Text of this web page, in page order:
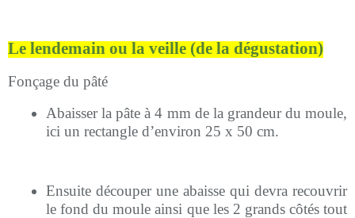
Le lendemain ou la veille (de la dégustation)
Fonçage du pâté
Abaisser la pâte à 4 mm de la grandeur du moule,
ici un rectangle d’environ 25 x 50 cm.
Ensuite découper une abaisse qui devra recouvrir
le fond du moule ainsi que les 2 grands côtés tout